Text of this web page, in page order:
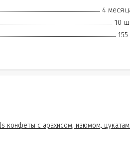
4
10
155